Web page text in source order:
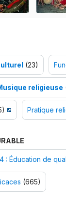
(23)
religieuse
Pratique
: Éducation de
(665)